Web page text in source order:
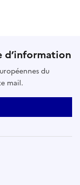
d’information
du
mail.